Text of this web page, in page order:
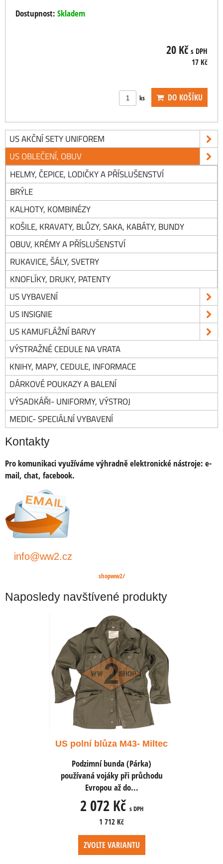
Dostupnost: Skladem
20 Kč s DPH
17 Kč
ks DO KOŠÍKU
US AKČNÍ SETY UNIFOREM
US OBLEČENÍ, OBUV
HELMY, ČEPICE, LODIČKY A PŘÍSLUŠENSTVÍ
BRÝLE
KALHOTY, KOMBINÉZY
KOŠILE, KRAVATY, BLŮZY, SAKA, KABÁTY, BUNDY
OBUV, KRÉMY A PŘÍSLUŠENSTVÍ
RUKAVICE, ŠÁLY, SVETRY
KNOFLÍKY, DRUKY, PATENTY
US VYBAVENÍ
US INSIGNIE
US KAMUFLÁŽNÍ BARVY
VÝSTRAŽNÉ CEDULE NA VRATA
KNIHY, MAPY, CEDULE, INFORMACE
DÁRKOVÉ POUKAZY A BALENÍ
VÝSADKÁŘI- UNIFORMY, VÝSTROJ
MEDIC- SPECIÁLNÍ VYBAVENÍ
Kontakty
Pro komunikaci využíváme výhradně elektronické nástroje: e-
mail, chat, facebook.
info@ww2.cz
shopww2/
Naposledy navštívené produkty
US polní blůza M43- Miltec
Podzimní bunda (Párka)
používaná vojáky při průchodu
Evropou až do...
2 072 Kč s DPH
1 712 Kč
ZVOLTE VARIANTU